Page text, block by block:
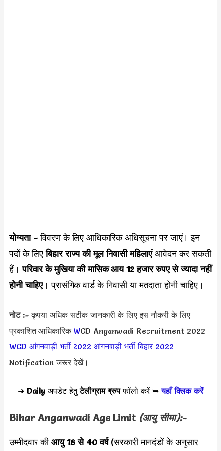
योग्यता –विवरण के लिए आधिकारिक अधिसूचना पर जाएं। इन
पदों के लिएबिहार राज्य की मूल निवासी महिलाएंआवेदन कर सकती
हैं।परिवार के मुखिया की मासिक आय 12 हजार रुपए से ज्यादा नहीं
होनी चाहिए। प्रासंगिक वार्ड के निवासी या मतदाता होनी चाहिए।
नोट :-कृपया अधिक सटीक जानकारी के लिए इस नौकरी के लिए
प्रकाशित आधिकारिक WCD Anganwadi Recruitment 2022
WCD आंगनवाड़ी भर्ती 2022 आंगनबाड़ी भर्ती बिहार 2022
Notification जरूर देखें।
➜ Daily अपडेट हेतुटेलीग्राम ग्रुपफॉलो करें ➥यहाँ क्लिक करें
Bihar Anganwadi Age Limit (आयु सीमा):-
उम्मीदवार कीआयु 18 से 40 वर्ष (सरकारी मानदंडों के अनुसार